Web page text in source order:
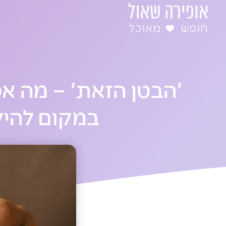
לתוכן
'הבטן הזאת' – מה
במקום